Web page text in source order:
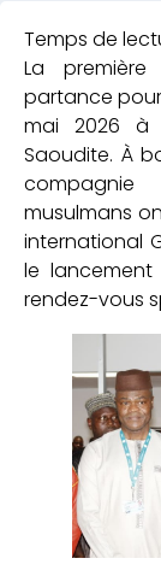
La
partance pour
mai 2026 à
Saoudite. À
musulmans
international
le
rendez-vous